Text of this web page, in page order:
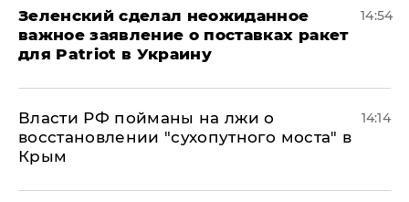
Зеленский сделал неожиданное
важное заявление о поставках ракет
для Patriot в Украину
14:54
Власти РФ пойманы на лжи о
восстановлении "сухопутного моста" в
Крым
14:14